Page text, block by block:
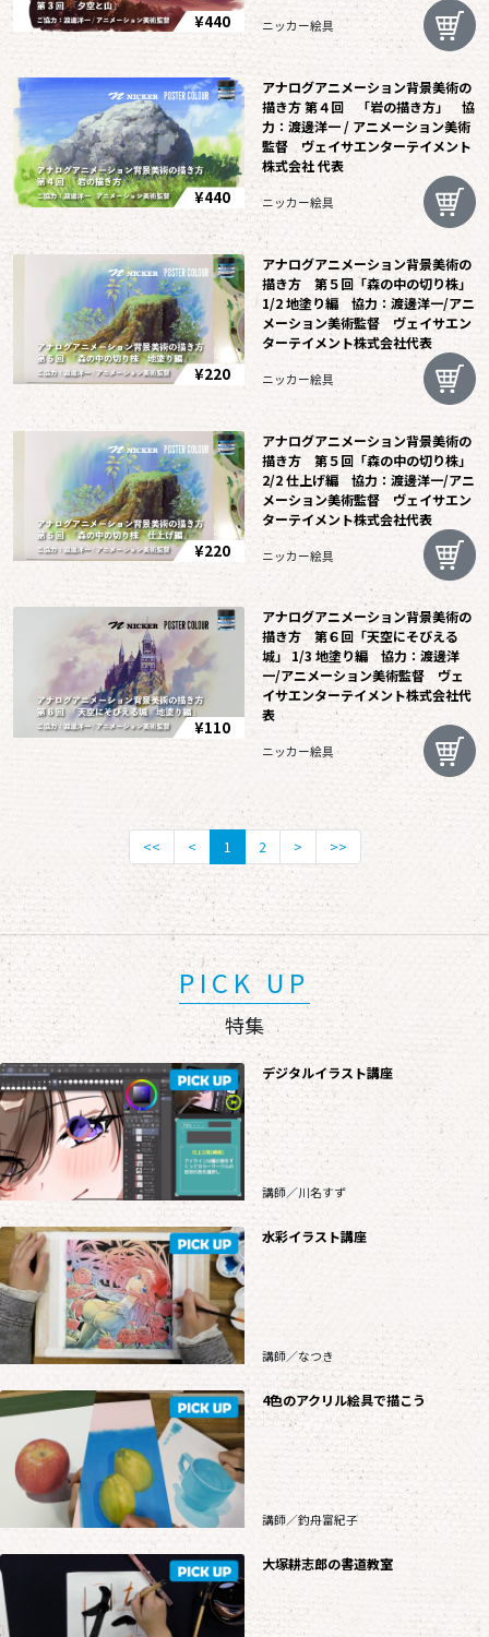
¥440 ニッカー絵具
¥440
アナログアニメーション背景美術の
描き方 第４回 「岩の描き方」 協
力：渡邊洋一 / アニメーション美術
監督 ヴェイサエンターテイメント
株式会社 代表
ニッカー絵具
¥220
アナログアニメーション背景美術の
描き方 第５回「森の中の切り株」
1/2 地塗り編 協力：渡邊洋一/アニ
メーション美術監督 ヴェイサエン
ターテイメント株式会社代表
ニッカー絵具
¥220
アナログアニメーション背景美術の
描き方 第５回「森の中の切り株」
2/2 仕上げ編 協力：渡邊洋一/アニ
メーション美術監督 ヴェイサエン
ターテイメント株式会社代表
ニッカー絵具
¥110
アナログアニメーション背景美術の
描き方 第６回「天空にそびえる
城」 1/3 地塗り編 協力：渡邊洋
一/アニメーション美術監督 ヴェ
イサエンターテイメント株式会社代
表
ニッカー絵具
<< < 1 2 > >>
PICK UP
特集
デジタルイラスト講座
講師／川名すず
水彩イラスト講座
講師／なつき
4色のアクリル絵具で描こう
講師／釣舟富紀子
大塚耕志郎の書道教室